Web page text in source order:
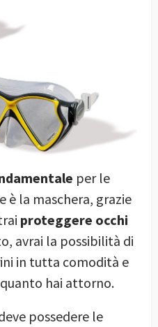
per le
è la maschera, grazie
proteggere occhi
avrai la possibilità di
in tutta comodità e
hai attorno.
possedere le